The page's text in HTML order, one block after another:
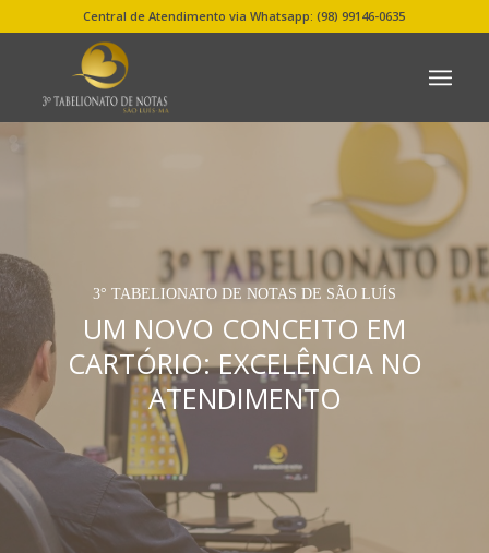
Central de Atendimento via Whatsapp: (98) 99146-0635
3° TABELIONATO DE NOTAS DE SÃO LUÍS
UM NOVO CONCEITO EM
CARTÓRIO: EXCELÊNCIA NO
ATENDIMENTO